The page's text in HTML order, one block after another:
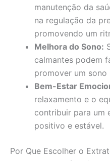
manutenção da
na regulação da
promovendo um
Melhora do Sono:
calmantes podem
promover um
Bem-Estar
relaxamento e o
contribuir para um
positivo e estável.
Por Que Escolher o